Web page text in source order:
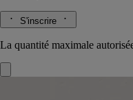
S'inscrire
La quantité maximale